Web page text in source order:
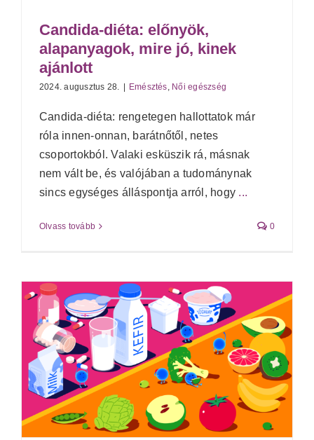
Candida-diéta: előnyök,
alapanyagok, mire jó, kinek
ajánlott
2024. augusztus 28. | Emésztés Női egészség
Candida-diéta: rengetegen hallottatok már
róla innen-onnan, barátnőtől, netes
csoportokból. Valaki esküszik rá, másnak
nem vált be, és valójában a tudománynak
sincs egységes álláspontja arról, hogy ...
Olvass tovább 0